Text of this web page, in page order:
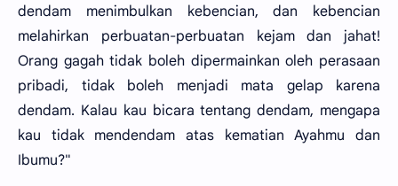
dendam menimbulkan kebencian, dan kebencian
melahirkan perbuatan-perbuatan kejam dan jahat!
Orang gagah tidak boleh dipermainkan oleh perasaan
pribadi, tidak boleh menjadi mata gelap karena
dendam. Kalau kau bicara tentang dendam, mengapa
kau tidak mendendam atas kematian Ayahmu dan
Ibumu?"